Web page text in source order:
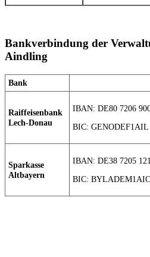
Bankverbindung der
Aindling
Bank
Raiffeisenbank
Lech-Donau
IBAN: DE80 7206
BIC: GENODEF1AIL
Sparkasse
Altbayern
IBAN: DE38 7205
BIC: BYLADEM1AIC